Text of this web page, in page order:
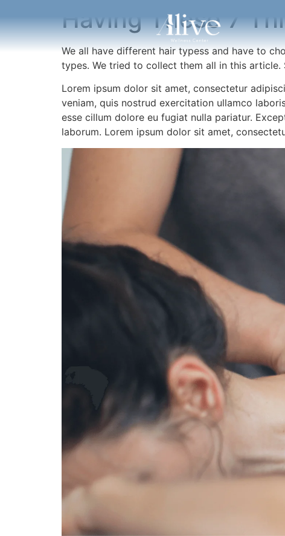
Having These 7
We all have different hair typess and have to
types. We tried to collect them all in this
Lorem ipsum dolor sit amet, consectetur
veniam, quis nostrud exercitation ullamco
esse cillum dolore eu fugiat nulla pariatur.
laborum. Lorem ipsum dolor sit amet,